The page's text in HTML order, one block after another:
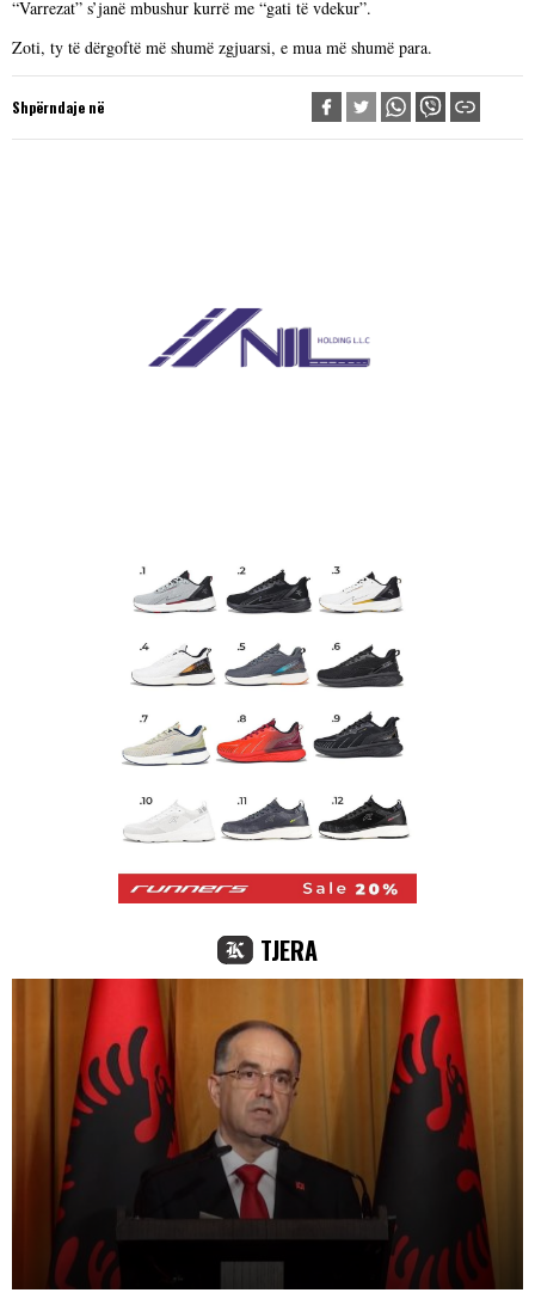
“Varrezat” s’janë mbushur kurrë me “gati të vdekur”.
Zoti, ty të dërgoftë më shumë zgjuarsi, e mua më shumë para.
Shpërndaje në
TJERA